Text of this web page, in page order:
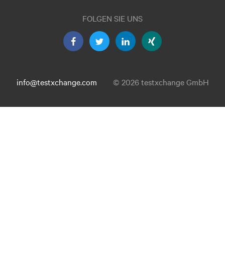
FOLGEN SIE UNS
info@testxchange.com © 2026 testxchange GmbH